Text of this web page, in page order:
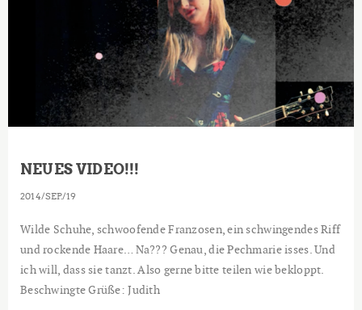
NEUES VIDEO!!!
2014 SEP. 19
Wilde Schuhe, schwoofende Franzosen, ein schwingendes Riff
und rockende Haare… Na??? Genau, die Pechmarie isses. Und
ich will, dass sie tanzt. Also gerne bitte teilen wie bekloppt.
Beschwingte Grüße: Judith